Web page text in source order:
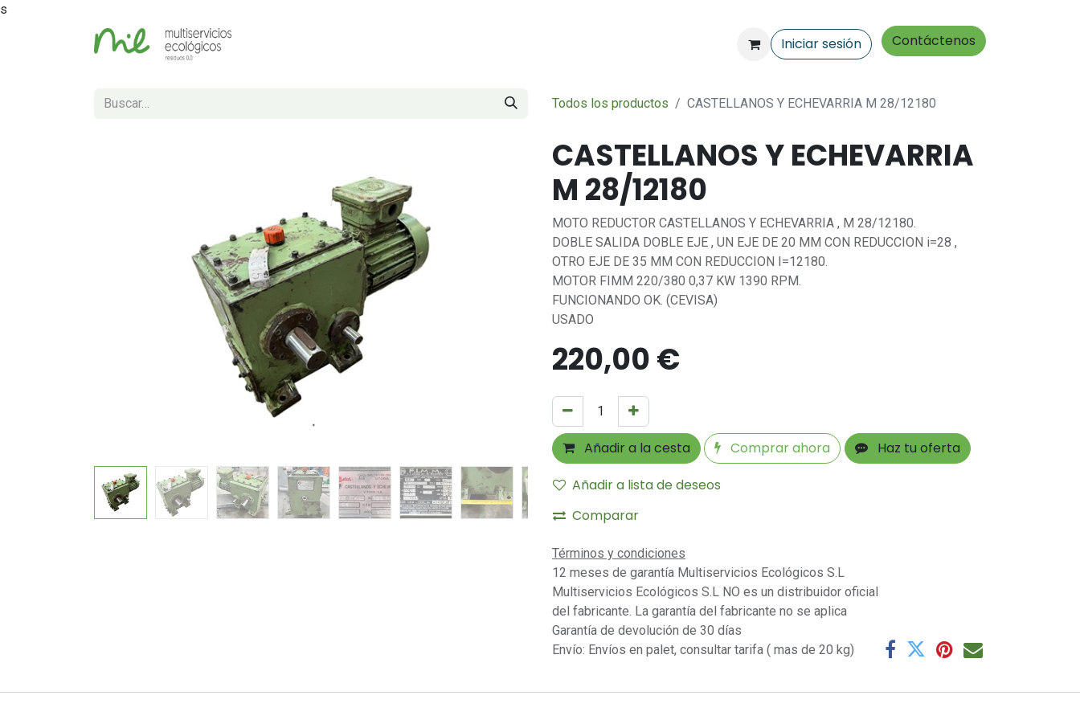
s
Iniciar sesión Contáctenos
Todos los productos CASTELLANOS Y ECHEVARRIA M 28/12180
CASTELLANOS Y ECHEVARRIA
M 28/12180
MOTO REDUCTOR CASTELLANOS Y ECHEVARRIA , M 28/12180.
DOBLE SALIDA DOBLE EJE , UN EJE DE 20 MM CON REDUCCION i=28 ,
OTRO EJE DE 35 MM CON REDUCCION I=12180.
MOTOR FIMM 220/380 0,37 KW 1390 RPM.
FUNCIONANDO OK. (CEVISA)
USADO
220,00€
Añadir a la cesta Comprar ahora
Haz tu oferta
Añadir a lista de deseos
Comparar
Términos y condiciones
12 meses de garantía Multiservicios Ecológicos S.L
Multiservicios Ecológicos S.L NO es un distribuidor oficial
del fabricante. La garantía del fabricante no se aplica
Garantía de devolución de 30 días
Envío: Envíos en palet, consultar tarifa ( mas de 20 kg)